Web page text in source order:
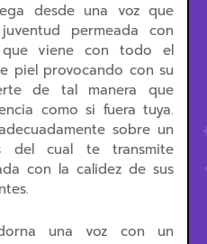
desde una voz que
permeada con
que viene con todo el
piel provocando con su
de tal manera que
como si fuera tuya.
sobre un
del cual te transmite
con la calidez de sus
una voz con un